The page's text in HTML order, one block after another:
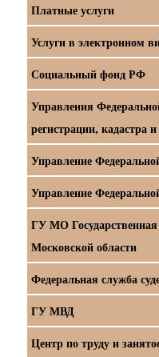
Платные услуги
Услуги в электронном
Социальный фонд РФ
Управления
регистрации,
Управление
Управление
ГУ МО
Московской области
Федеральная служба
ГУ МВД
Центр по труду и